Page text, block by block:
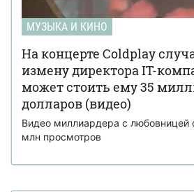
МУЗЫКА И КИНО
На концерте Coldplay
измену директора IT-
может стоить ему 35
долларов (видео)
Видео миллиардера с любовницей
млн просмотров